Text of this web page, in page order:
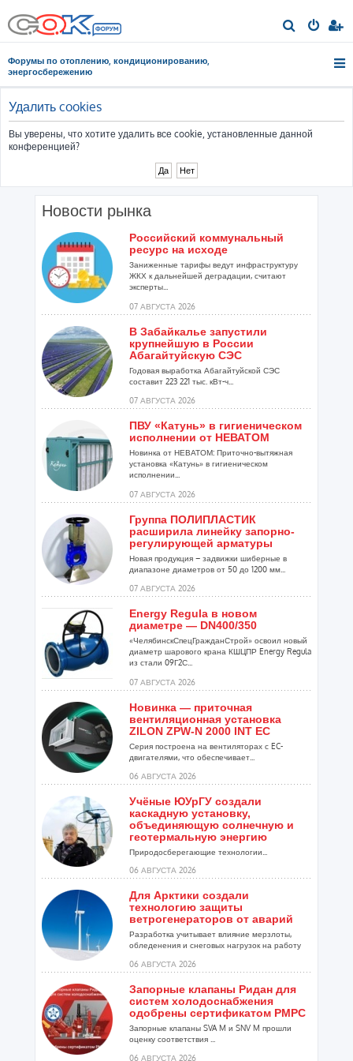
о
Форумы по отоплению, кондиционированию,
энергосбережению
Удалить cookies
Вы уверены, что хотите удалить все cookie, установленные данной
конференцией?
Новости рынка
Российский коммунальный
ресурс на исходе
Заниженные тарифы ведут инфраструктуру
ЖКХ к дальнейшей деградации, считают
эксперты...
07 АВГУСТА 2026
В Забайкалье запустили
крупнейшую в России
Абагайтуйскую СЭС
Годовая выработка Абагайтуйской СЭС
составит 223 221 тыс. кВт-ч...
07 АВГУСТА 2026
ПВУ «Катунь» в гигиеническом
исполнении от НЕВАТОМ
Новинка от НЕВАТОМ: Приточно-вытяжная
установка «Катунь» в гигиеническом
исполнении...
07 АВГУСТА 2026
Группа ПОЛИПЛАСТИК
расширила линейку запорно-
регулирующей арматуры
Новая продукция – задвижки шиберные в
диапазоне диаметров от 50 до 1200 мм...
07 АВГУСТА 2026
Energy Regula в новом
диаметре — DN400/350
«ЧелябинскСпецГражданСтрой» освоил новый
диаметр шарового крана КШЦПР Energy Regula
из стали 09Г2С...
07 АВГУСТА 2026
Новинка — приточная
вентиляционная установка
ZILON ZPW-N 2000 INT EC
Серия построена на вентиляторах с EC-
двигателями, что обеспечивает...
06 АВГУСТА 2026
Учёные ЮУрГУ создали
каскадную установку,
объединяющую солнечную и
геотермальную энергию
Природосберегающие технологии...
06 АВГУСТА 2026
Для Арктики создали
технологию защиты
ветрогенераторов от аварий
Разработка учитывает влияние мерзлоты,
обледенения и снеговых нагрузок на работу
06 АВГУСТА 2026
Запорные клапаны Ридан для
систем холодоснабжения
одобрены сертификатом РМРС
Запорные клапаны SVA M и SNV M прошли
оценку соответствия ...
06 АВГУСТА 2026